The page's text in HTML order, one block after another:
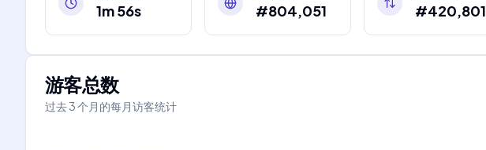
1m 56s #804,051 #420,801
游客总数
过去 3 个月的每月访客统计